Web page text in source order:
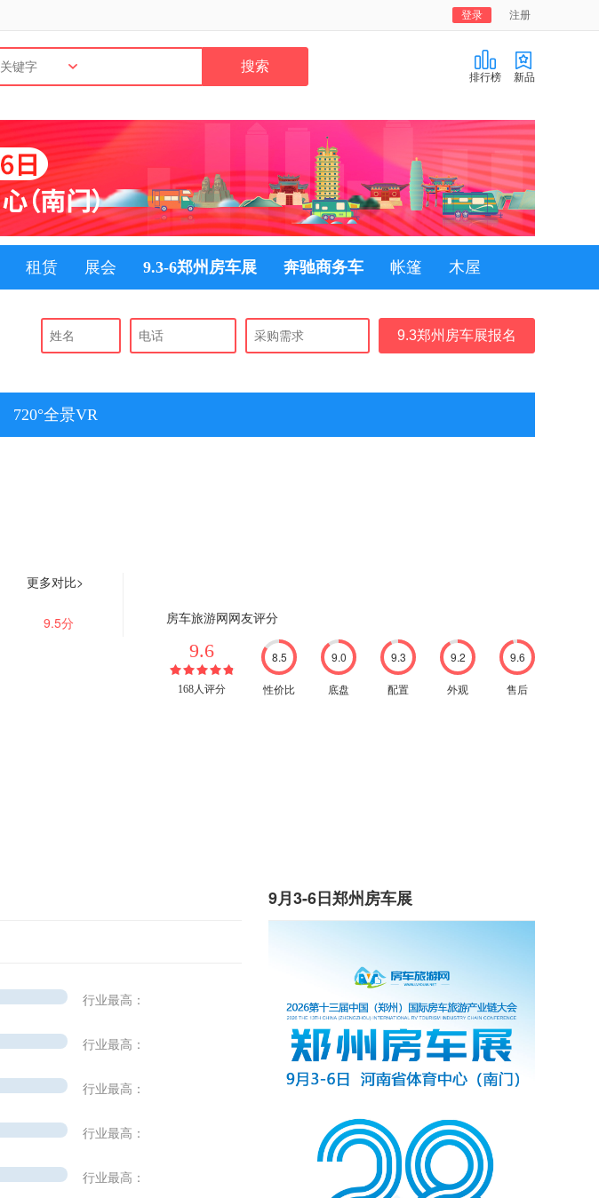
注册
登录
排行榜 新品
租赁 展会 9.3-6郑州房车展 奔驰商务车 帐篷 木屋
9.3郑州房车展报名
720°全景VR
更多对比>
9.5分 房车旅游网网友评分
9.6
168人评分
8.5
性价比
9.0
底盘
9.3
配置
9.2
外观
9.6
售后
行业最高：
行业最高：
行业最高：
行业最高：
行业最高：
9月3-6日郑州房车展